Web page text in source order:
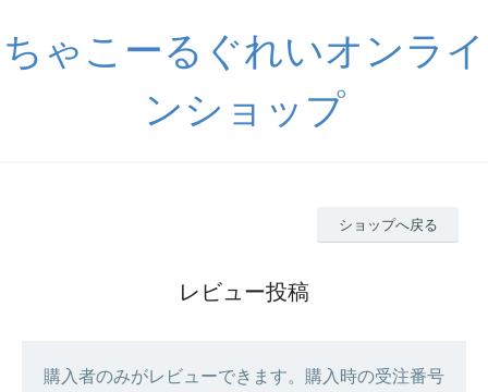
ちゃこーるぐれいオンライ
ンショップ
ショップへ戻る
レビュー投稿
購入者のみがレビューできます。購入時の受注番号